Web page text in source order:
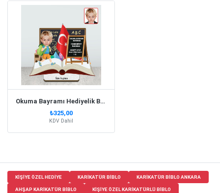
Okuma Bayramı Hediyelik Biblo Erkek Model 1
₺325,00
KDV Dahil
KIŞIYE ÖZEL HEDIYE KARIKATÜR BIBLO KARIKATÜR BIBLO ANKARA
AHŞAP KARIKATÜR BIBLO KIŞIYE ÖZEL KARIKATÜRLÜ BIBLO